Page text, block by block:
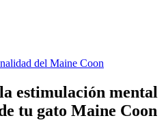
del Maine Coon
estimulación mental
tu gato Maine Coon